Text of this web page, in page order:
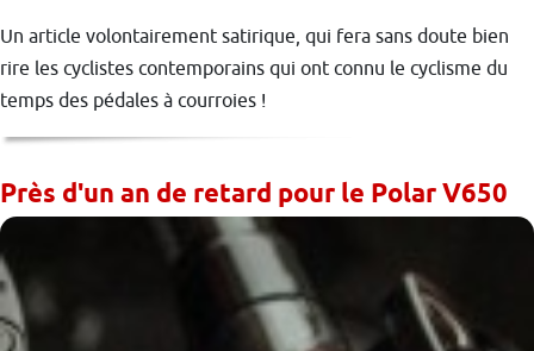
Un article volontairement satirique, qui fera sans doute bien
rire les cyclistes contemporains qui ont connu le cyclisme du
temps des pédales à courroies !
Près d'un an de retard pour le Polar V650